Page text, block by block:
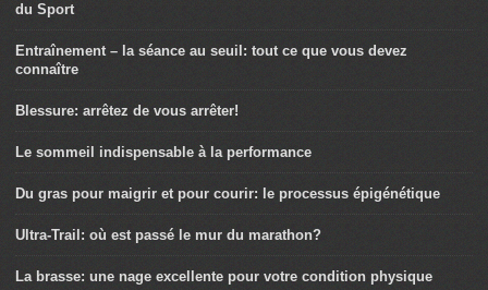
du Sport
Entraînement – la séance au seuil: tout ce que vous devez
connaître
Blessure: arrêtez de vous arrêter!
Le sommeil indispensable à la performance
Du gras pour maigrir et pour courir: le processus épigénétique
Ultra-Trail: où est passé le mur du marathon?
La brasse: une nage excellente pour votre condition physique